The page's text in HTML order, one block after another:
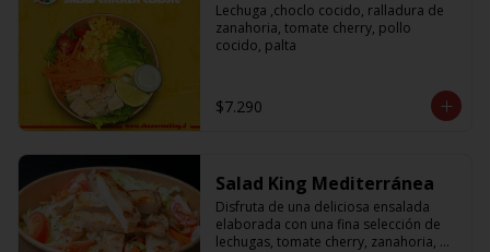
Lechuga ,choclo cocido, ralladura de
zanahoria, tomate cherry, pollo
cocido, palta
$7.290
Salad King Mediterránea
Disfruta de una deliciosa ensalada
elaborada con una fina selección de
lechugas, tomate cherry, zanahoria,